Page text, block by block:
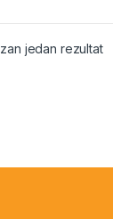
jedan rezultat